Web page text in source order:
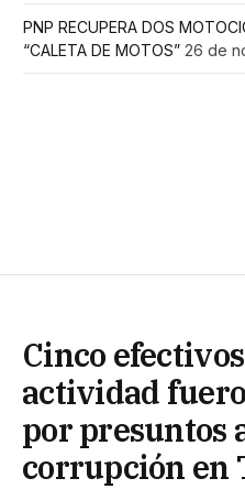
PNP RECUPERA DOS
“CALETA DE MOTOS” 26 de
Cinco
actividad
por presuntos
corrupción en